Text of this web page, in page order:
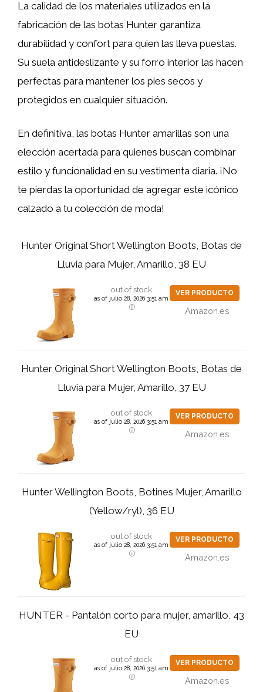
La calidad de los materiales utilizados en la
fabricación de las botas Hunter garantiza
durabilidad y confort para quien las lleva puestas.
Su suela antideslizante y su forro interior las hacen
perfectas para mantener los pies secos y
protegidos en cualquier situación.
En definitiva, las botas Hunter amarillas son una
elección acertada para quienes buscan combinar
estilo y funcionalidad en su vestimenta diaria. ¡No
te pierdas la oportunidad de agregar este icónico
calzado a tu colección de moda!
Hunter Original Short Wellington Boots, Botas de
Lluvia para Mujer, Amarillo, 38 EU
out of stock
as of julio 28, 2026 3:51 am
VER PRODUCTO
Amazon.es
Hunter Original Short Wellington Boots, Botas de
Lluvia para Mujer, Amarillo, 37 EU
out of stock
as of julio 28, 2026 3:51 am
VER PRODUCTO
Amazon.es
Hunter Wellington Boots, Botines Mujer, Amarillo
(Yellow/ryl), 36 EU
out of stock
as of julio 28, 2026 3:51 am
VER PRODUCTO
Amazon.es
HUNTER - Pantalón corto para mujer, amarillo, 43
EU
out of stock
as of julio 28, 2026 3:51 am
VER PRODUCTO
Amazon.es